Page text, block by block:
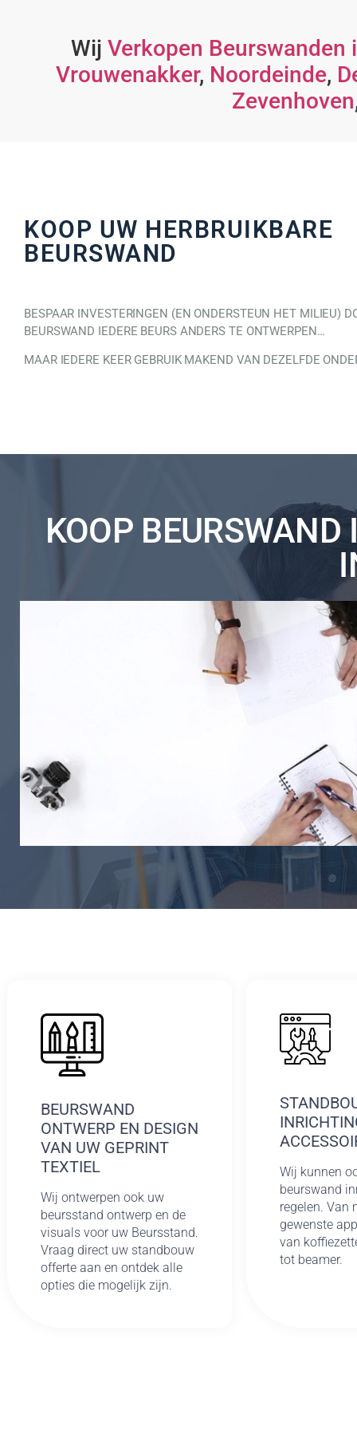
Wij Verkopen Beurswanden
Vrouwenakker, Noordeinde,
Zevenhoven
KOOP UW HERBRUIKBARE
BEURSWAND
BESPAAR INVESTERINGEN (EN ONDERSTEUN HET MILIEU)
BEURSWAND IEDERE BEURS ANDERS TE ONTWERPEN…
MAAR IEDERE KEER GEBRUIK MAKEND VAN DEZELFDE
KOOP
BEURSWAND
ONTWERP EN DESIGN
VAN UW GEPRINT
TEXTIEL
Wij ontwerpen ook uw
beursstand ontwerp en de
visuals voor uw Beursstand.
Vraag direct uw standbouw
offerte aan en ontdek alle
opties die mogelijk zijn.
Wij kunnen
beurswand
regelen. Van
gewenste
van
tot beamer.